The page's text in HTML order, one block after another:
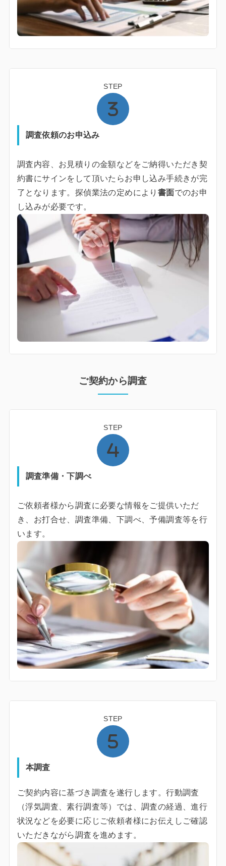
STEP
調査依頼のお申込み
調査内容、お見積りの金額などをご納得いただき契
約書にサインをして頂いたらお申し込み手続きが完
了となります。探偵業法の定めにより 書面でのお申
し込みが必要です。
ご契約から調査
STEP
調査準備・下調べ
ご依頼者様から調査に必要な情報をご提供いただ
き、お打合せ、調査準備、下調べ、予備調査等を行
います。
STEP
本調査
ご契約内容に基づき調査を遂行します。行動調査
（浮気調査、素行調査等）では、調査の経過、進行
状況などを必要に応じご依頼者様にお伝えしご確認
いただきながら調査を進めます。